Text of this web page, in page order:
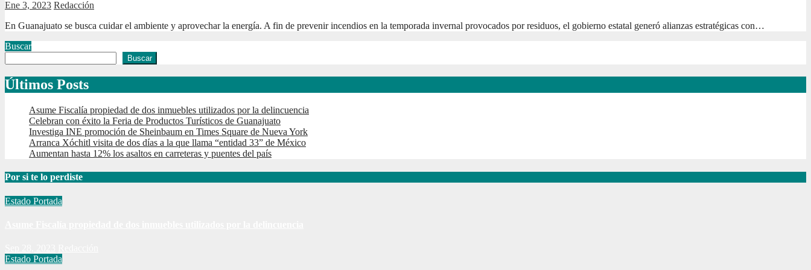
Ene 3, 2023 Redacción
En Guanajuato se busca cuidar el ambiente y aprovechar la energía. A fin de prevenir incendios en la temporada invernal provocados por residuos, el gobierno estatal generó alianzas estratégicas con…
Buscar
Buscar
Últimos Posts
Asume Fiscalía propiedad de dos inmuebles utilizados por la delincuencia
Celebran con éxito la Feria de Productos Turísticos de Guanajuato
Investiga INE promoción de Sheinbaum en Times Square de Nueva York
Arranca Xóchitl visita de dos días a la que llama “entidad 33” de México
Aumentan hasta 12% los asaltos en carreteras y puentes del país
Por si te lo perdiste
Estado Portada
Estado Portada